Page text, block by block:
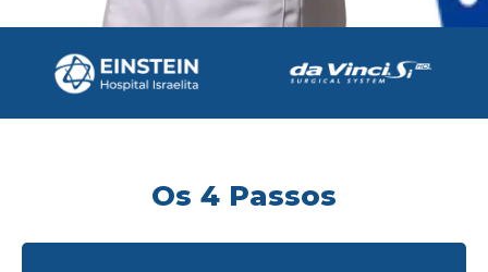
Os 4 Passos